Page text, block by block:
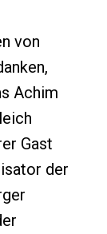
von
Achim
Gast
der